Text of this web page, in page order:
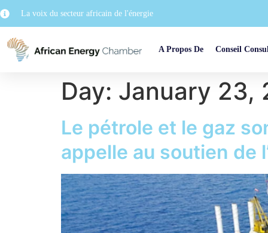
La voix du secteur africain de l'énergie
A Propos De Conseil
Day: January 23,
Le pétrole et le gaz
appelle au soutien de